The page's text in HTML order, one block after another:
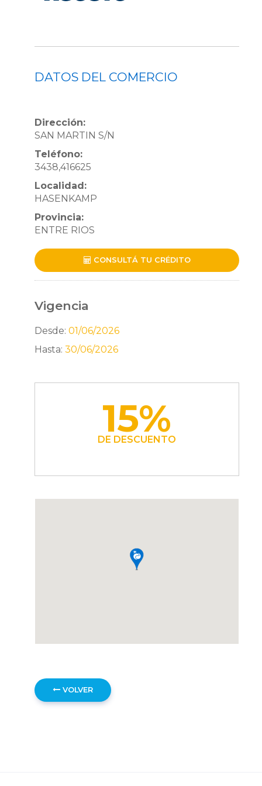
DATOS DEL COMERCIO
Dirección:
SAN MARTIN S/N
Teléfono:
3438,416625
Localidad:
HASENKAMP
Provincia:
ENTRE RIOS
CONSULTÁ TU CRÉDITO
Vigencia
Desde:01/06/2026
Hasta:30/06/2026
15%
DE DESCUENTO
VOLVER